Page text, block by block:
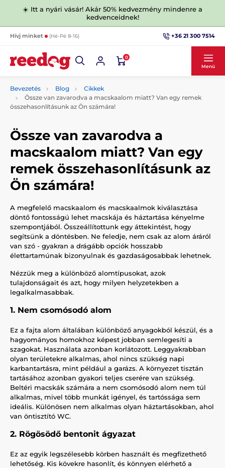
☀️ Itt a nyári vásár! Akár 50% kedvezmény mindenre a
kedvenceidnek!
Hívj minket (Hé-Pé 8-16) +36 21 300 7514
0
Menü
Bevezetés Blog
Cikkek
Össze van zavarodva a macskaalom miatt? Van egy remek
összehasonlításunk az Ön számára!
Össze van zavarodva a
macskaalom miatt? Van egy
remek összehasonlításunk az
Ön számára!
A megfelelő macskaalom és macskaalmok kiválasztása
döntő fontosságú lehet macskája és háztartása kényelme
szempontjából. Összeállítottunk egy áttekintést, hogy
segítsünk a döntésben. Ne feledje, nem csak az alom áráról
van szó - gyakran a drágább opciók hosszabb
élettartamúnak bizonyulnak és gazdaságosabbak lehetnek.
Nézzük meg a különböző alomtípusokat, azok
tulajdonságait és azt, hogy milyen helyzetekben a
legalkalmasabbak.
1. Nem csomósodó alom
Ez a fajta alom általában különböző anyagokból készül, és a
hagyományos homokhoz képest jobban semlegesíti a
szagokat. Használata azonban korlátozott. Leggyakrabban
olyan területekre alkalmas, ahol nincs szükség napi
karbantartásra, mint például a garázs. A környezet tisztán
tartásához azonban gyakori teljes cserére van szükség.
Beltéri macskák számára a nem csomósodó alom nem túl
alkalmas, mivel több munkát igényel, és tartóssága sem
ideális. Különösen nem alkalmas olyan háztartásokban, ahol
van öntisztító WC.
2. Rögösödő bentonit ágyazat
Ez az egyik legszélesebb körben használt és megfizethető
lehetőség. Kis kövekre hasonlít, és könnyen elérhető a